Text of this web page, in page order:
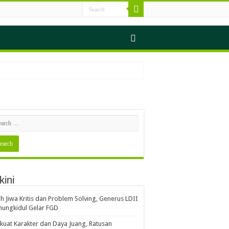
Seimbang
Jiwa Kritis dan Problem Solving, Generus LDII
Gelar FGD
Karakter dan Daya Juang, Ratusan